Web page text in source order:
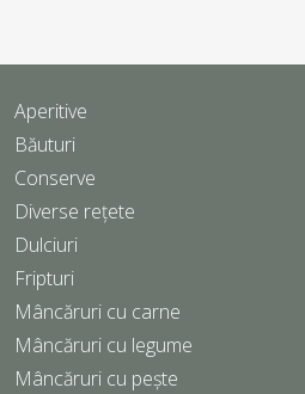
Aperitive
Băuturi
Conserve
Diverse rețete
Dulciuri
Fripturi
Mâncăruri cu carne
Mâncăruri cu legume
Mâncăruri cu pește